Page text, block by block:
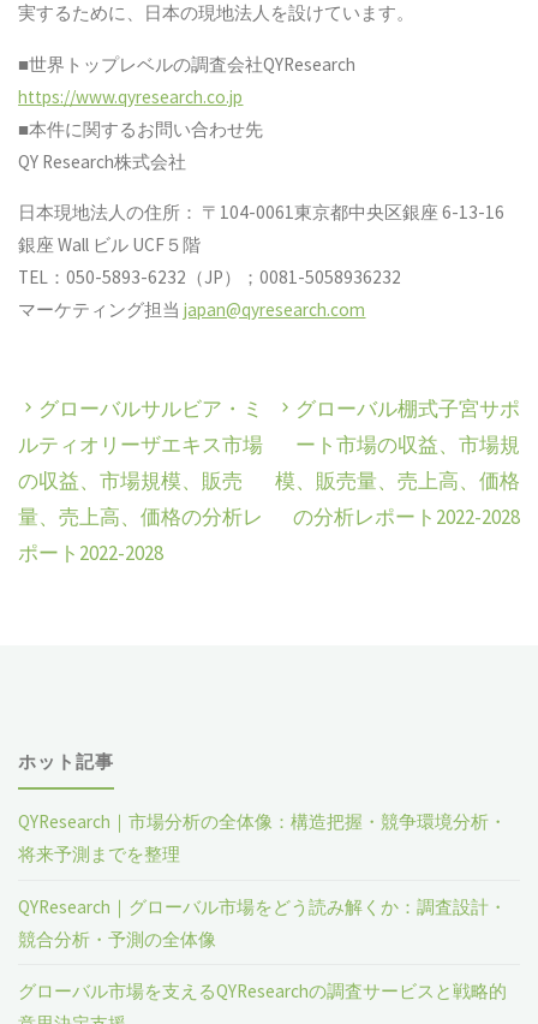
実するために、日本の現地法人を設けています。
■世界トップレベルの調査会社QYResearch
https://www.qyresearch.co.jp
■本件に関するお問い合わせ先
QY Research株式会社
日本現地法人の住所： 〒104-0061東京都中央区銀座 6-13-16
銀座 Wall ビル UCF５階
TEL：050-5893-6232（JP）；0081-5058936232
マーケティング担当japan@qyresearch.com
グローバルサルビア・ミ
ルティオリーザエキス市場
の収益、市場規模、販売
量、売上高、価格の分析レ
ポート2022-2028
グローバル棚式子宮サポ
ート市場の収益、市場規
模、販売量、売上高、価格
の分析レポート2022-2028
ホット記事
QYResearch｜市場分析の全体像：構造把握・競争環境分析・
将来予測までを整理
QYResearch｜グローバル市場をどう読み解くか：調査設計・
競合分析・予測の全体像
グローバル市場を支えるQYResearchの調査サービスと戦略的